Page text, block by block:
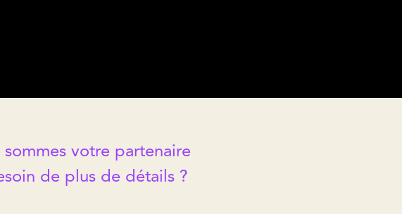
votre partenaire
de plus de détails ?